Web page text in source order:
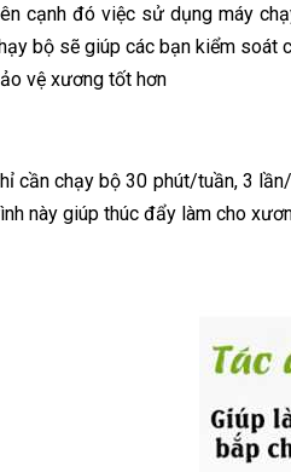
cạnh đó việc sử dụng máy
bộ sẽ giúp các bạn kiểm soát
vệ xương tốt hơn
cần chạy bộ 30 phút/tuần, 3
này giúp thúc đẩy làm cho